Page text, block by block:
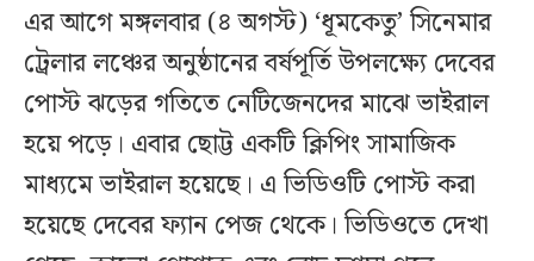
এর আগে মঙ্গলবার (৪ অগস্ট) ‘ধূমকেতু’ সিনেমার
ট্রেলার লঞ্চের অনুষ্ঠানের বর্ষপূর্তি উপলক্ষ্যে দেবের
পোস্ট ঝড়ের গতিতে নেটিজেনদের মাঝে ভাইরাল
হয়ে পড়ে। এবার ছোট্ট একটি ক্লিপিং সামাজিক
মাধ্যমে ভাইরাল হয়েছে। এ ভিডিওটি পোস্ট করা
হয়েছে দেবের ফ্যান পেজ থেকে। ভিডিওতে দেখা